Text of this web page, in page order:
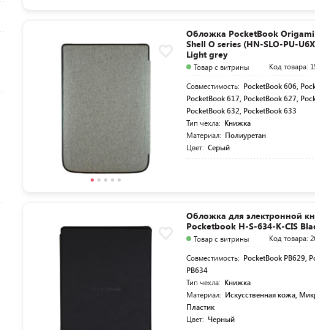
Обложка PocketBook Origami
Shell O series (HN-SLO-PU-
Light grey
Товар с витрины
Код товара:
Совместимость: PocketBook 606,
PocketBook 617, PocketBook 627,
PocketBook 632, PocketBook 633
Тип чехла: Книжка
Материал: Полиуретан
Цвет: Серый
Обложка для электронной
Pocketbook H-S-634-K-CIS
Товар с витрины
Код товара:
Совместимость: PocketBook PB629,
PB634
Тип чехла: Книжка
Материал: Искусственная кожа,
Пластик
Цвет: Черный